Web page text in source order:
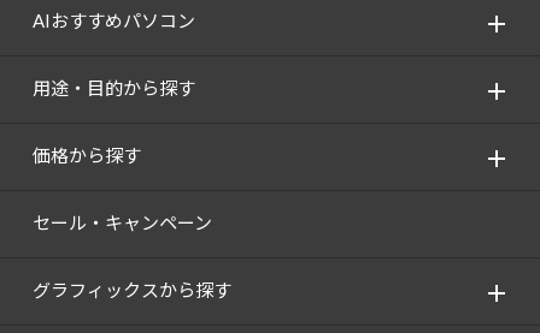
AIおすすめパソコン
用途・目的から探す
価格から探す
セール・キャンペーン
グラフィックスから探す